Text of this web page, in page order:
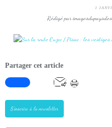
1
Rédigé par
Partager cet article
S'inscrire à la newsletter